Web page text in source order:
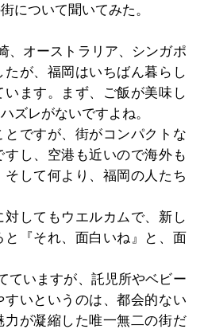
について聞いてみた。
、オーストラリア、シンガポ
が、福岡はいちばん暮らし
ます。まず、ご飯が美味し
ズレがないですよね。
とですが、街がコンパクトな
し、空港も近いので海外も
して何より、福岡の人たち
してもウエルカムで、新し
『それ、面白いね』と、面
ていますが、託児所やベビー
すいというのは、都会的ない
が凝縮した唯一無二の街だ